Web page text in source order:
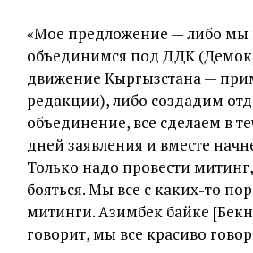
«Мое предложение — либо мы
объединимся под ДДК
движение Кыргызстана —
редакции), либо создадим
объединение, все сделаем в
дней заявления и вместе
Только надо провести
бояться. Мы все с каких-то
митинги. Азимбек байке
говорит, мы все красиво